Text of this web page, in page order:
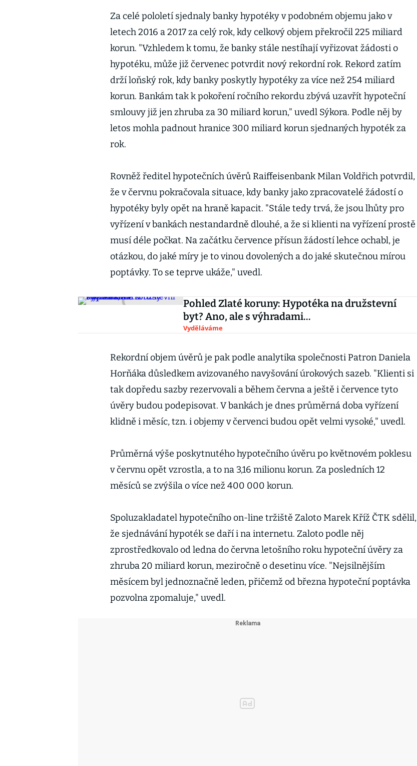
Za celé pololetí sjednaly banky hypotéky v podobném objemu jako v
letech 2016 a 2017 za celý rok, kdy celkový objem překročil 225 miliard
korun. "Vzhledem k tomu, že banky stále nestíhají vyřizovat žádosti o
hypotéku, může již červenec potvrdit nový rekordní rok. Rekord zatím
drží loňský rok, kdy banky poskytly hypotéky za více než 254 miliard
korun. Bankám tak k pokoření ročního rekordu zbývá uzavřít hypoteční
smlouvy již jen zhruba za 30 miliard korun," uvedl Sýkora. Podle něj by
letos mohla padnout hranice 300 miliard korun sjednaných hypoték za
rok.
Rovněž ředitel hypotečních úvěrů Raiffeisenbank Milan Voldřich potvrdil,
že v červnu pokračovala situace, kdy banky jako zpracovatelé žádostí o
hypotéky byly opět na hraně kapacit. "Stále tedy trvá, že jsou lhůty pro
vyřízení v bankách nestandardně dlouhé, a že si klienti na vyřízení prostě
musí déle počkat. Na začátku července přísun žádostí lehce ochabl, je
otázkou, do jaké míry je to vinou dovolených a do jaké skutečnou mírou
poptávky. To se teprve ukáže," uvedl.
Pohled Zlaté koruny: Hypotéka na družstevní
byt? Ano, ale s výhradami…
Vyděláváme
Rekordní objem úvěrů je pak podle analytika společnosti Patron Daniela
Horňáka důsledkem avizovaného navyšování úrokových sazeb. "Klienti si
tak dopředu sazby rezervovali a během června a ještě i července tyto
úvěry budou podepisovat. V bankách je dnes průměrná doba vyřízení
klidně i měsíc, tzn. i objemy v červenci budou opět velmi vysoké," uvedl.
Průměrná výše poskytnutého hypotečního úvěru po květnovém poklesu
v červnu opět vzrostla, a to na 3,16 milionu korun. Za posledních 12
měsíců se zvýšila o více než 400 000 korun.
Spoluzakladatel hypotečního on-line tržiště Zaloto Marek Kříž ČTK sdělil,
že sjednávání hypoték se daří i na internetu. Zaloto podle něj
zprostředkovalo od ledna do června letošního roku hypoteční úvěry za
zhruba 20 miliard korun, meziročně o desetinu více. "Nejsilnějším
měsícem byl jednoznačně leden, přičemž od března hypoteční poptávka
pozvolna zpomaluje," uvedl.